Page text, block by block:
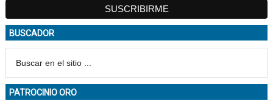
BUSCADOR
PATROCINIO ORO